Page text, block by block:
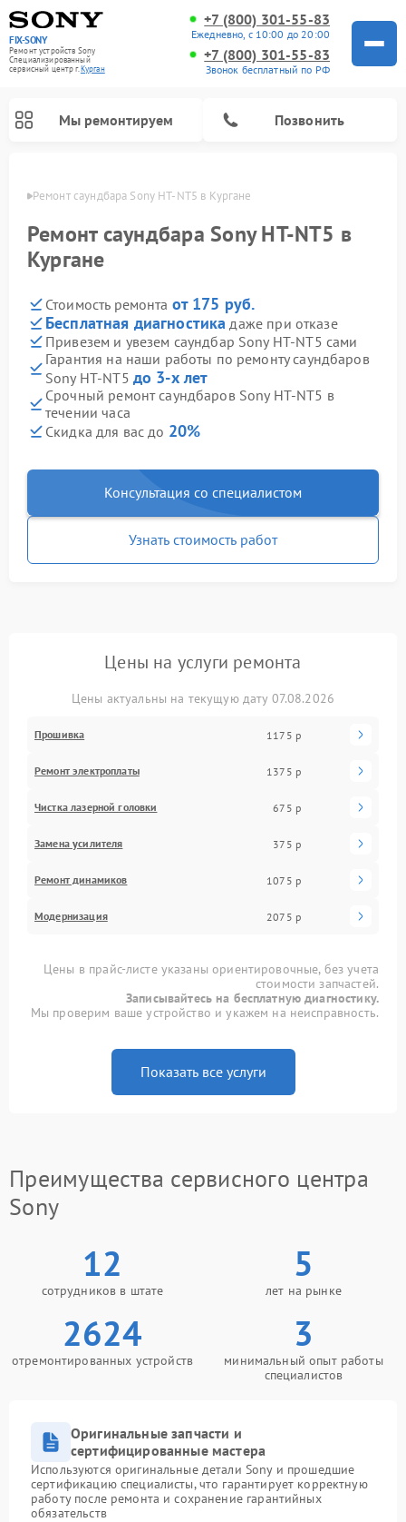
FIX-SONY
Ремонт устройств Sony
Специализированный
cервисный центр г.Курган
+7 (800) 301-55-83
Ежедневно, с 10:00 до 20:00
+7 (800) 301-55-83
Звонок бесплатный по РФ
Мы ремонтируем Позвонить
Ремонт саундбара Sony HT-NT5 в Кургане
Ремонт саундбара Sony HT-NT5 в
Кургане
Стоимость ремонта от 175 руб.
Бесплатная диагностика даже при отказе
Привезем и увезем саундбар Sony HT-NT5 сами
Гарантия на наши работы по ремонту саундбаров
Sony HT-NT5 до 3-х лет
Срочный ремонт саундбаров Sony HT-NT5 в
течении часа
Скидка для вас до 20%
Консультация со специалистом
Узнать стоимость работ
Цены на услуги ремонта
Цены актуальны на текущую дату 07.08.2026
Прошивка 1175 р
Ремонт электроплаты 1375 р
Чистка лазерной головки 675 р
Замена усилителя 375 р
Ремонт динамиков 1075 р
Модернизация 2075 р
Цены в прайс-листе указаны ориентировочные, без учета
стоимости запчастей.
Записывайтесь на бесплатную диагностику.
Мы проверим ваше устройство и укажем на неисправность.
Показать все услуги
Преимущества сервисного центра
Sony
12
сотрудников в штате
5
лет на рынке
2624
отремонтированных устройств
3
минимальный опыт работы
специалистов
Оригинальные запчасти и
сертифицированные мастера
Используются оригинальные детали Sony и прошедшие
сертификацию специалисты, что гарантирует корректную
работу после ремонта и сохранение гарантийных
обязательств